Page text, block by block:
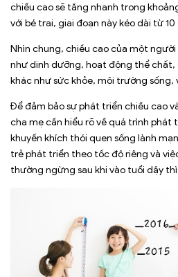
chiều cao sẽ tăng nhanh trong
với bé trai, giai đoạn này kéo dài từ 10
Nhìn chung, chiều cao của một
như dinh dưỡng, hoạt động thể chất,
khác như sức khỏe, môi trường sống,
Để đảm bảo sự phát triển chiều cao
cha mẹ cần hiểu rõ về quá trình phát
khuyến khích thói quen sống lành
trẻ phát triển theo tốc độ riêng và
thường ngừng sau khi vào tuổi dậy